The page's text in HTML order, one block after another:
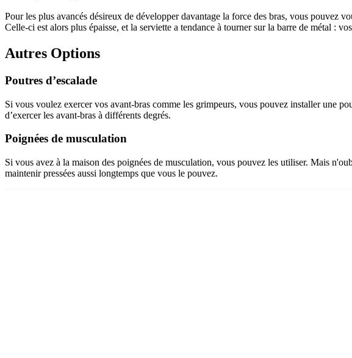
Pour les plus avancés désireux de développer davantage la force des bras, vous pouvez
Celle-ci est alors plus épaisse, et la serviette a tendance à tourner sur la barre de métal :
Autres Options
Poutres d’escalade
Si vous voulez exercer vos avant-bras comme les grimpeurs, vous pouvez installer une
d’exercer les avant-bras à différents degrés.
Poignées de musculation
Si vous avez à la maison des poignées de musculation, vous pouvez les utiliser. Mais
maintenir pressées aussi longtemps que vous le pouvez.